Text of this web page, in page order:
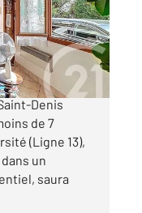
à
Denis
de 7
(Ligne 13),
un
saura